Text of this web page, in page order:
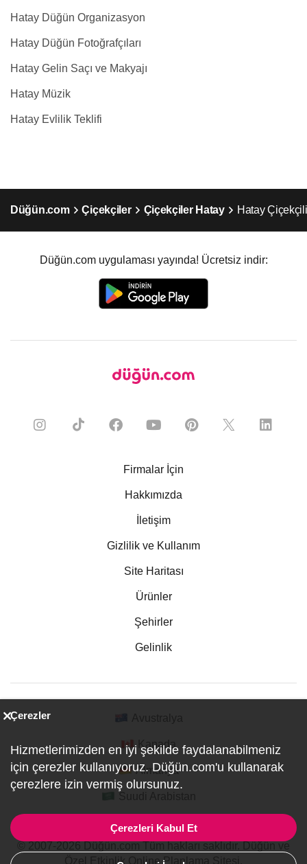
Hatay Düğün Organizasyon
Hatay Düğün Fotoğrafçıları
Hatay Gelin Saçı ve Makyajı
Hatay Müzik
Hatay Evlilik Teklifi
Düğün.com Çiçekçiler Çiçekçiler Hatay Hatay
Düğün.com uygulaması yayında! Ücretsiz indir:
Firmalar İçin
Hakkımızda
İletişim
Gizlilik ve Kullanım
Site Haritası
Ürünler
Şehirler
Gelinlik
Kanada
Almanya
Özel Etkinlik Online Planlama Sitesi.
Çerezler
Hizmetlerimizden en iyi şekilde faydalanabilmeniz
için çerezler kullanıyoruz. Düğün.com'u kullanarak
çerezlere izin vermiş olursunuz.
Çerezleri Kabul Et